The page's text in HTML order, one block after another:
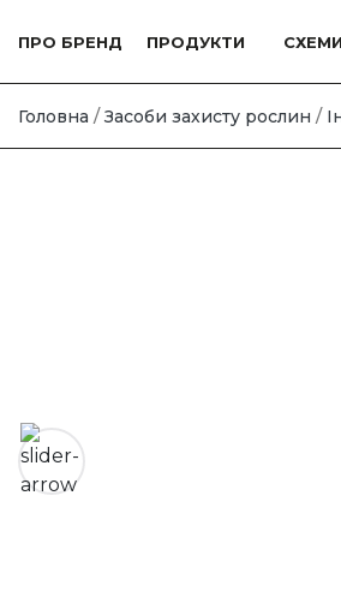
toПРО БРЕНД ПРОДУКТИ
Головна /Засоби захисту рослин /